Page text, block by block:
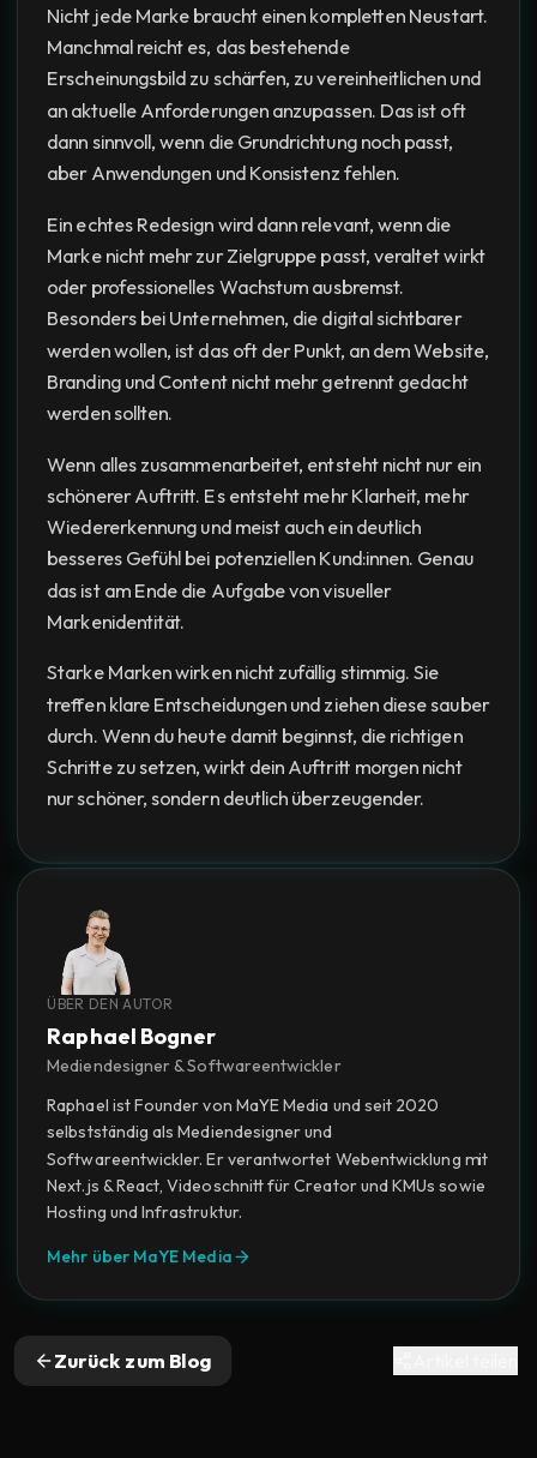
Nicht jede Marke braucht einen kompletten Neustart.
Manchmal reicht es, das bestehende
Erscheinungsbild zu schärfen, zu vereinheitlichen und
an aktuelle Anforderungen anzupassen. Das ist oft
dann sinnvoll, wenn die Grundrichtung noch passt,
aber Anwendungen und Konsistenz fehlen.
Ein echtes Redesign wird dann relevant, wenn die
Marke nicht mehr zur Zielgruppe passt, veraltet wirkt
oder professionelles Wachstum ausbremst.
Besonders bei Unternehmen, die digital sichtbarer
werden wollen, ist das oft der Punkt, an dem Website,
Branding und Content nicht mehr getrennt gedacht
werden sollten.
Wenn alles zusammenarbeitet, entsteht nicht nur ein
schönerer Auftritt. Es entsteht mehr Klarheit, mehr
Wiedererkennung und meist auch ein deutlich
besseres Gefühl bei potenziellen Kund:innen. Genau
das ist am Ende die Aufgabe von visueller
Markenidentität.
Starke Marken wirken nicht zufällig stimmig. Sie
treffen klare Entscheidungen und ziehen diese sauber
durch. Wenn du heute damit beginnst, die richtigen
Schritte zu setzen, wirkt dein Auftritt morgen nicht
nur schöner, sondern deutlich überzeugender.
ÜBER DEN AUTOR
Raphael Bogner
Mediendesigner & Softwareentwickler
Raphael ist Founder von MaYE Media und seit 2020
selbstständig als Mediendesigner und
Softwareentwickler. Er verantwortet Webentwicklung mit
Next.js & React, Videoschnitt für Creator und KMUs sowie
Hosting und Infrastruktur.
Mehr über MaYE Media
Zurück zum Blog